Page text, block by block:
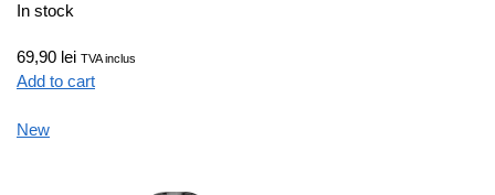
In stock
69,90 lei TVA inclus
Add to cart
New